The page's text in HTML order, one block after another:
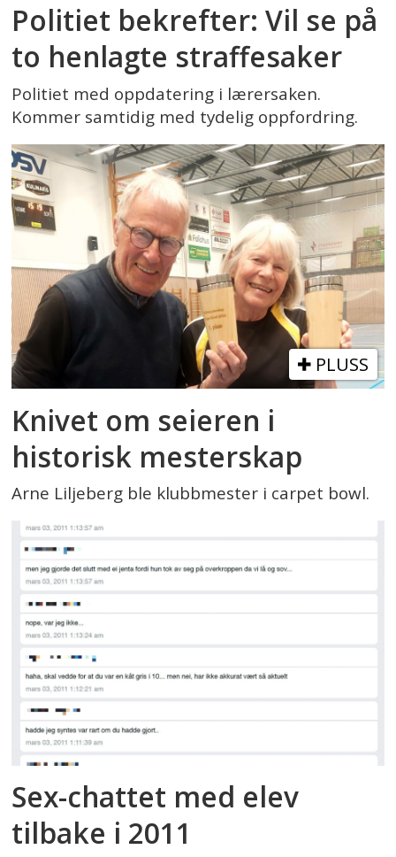
Politiet bekrefter: Vil se på
to henlagte straffesaker
Politiet med oppdatering i lærersaken.
Kommer samtidig med tydelig oppfordring.
PLUSS
Knivet om seieren i
historisk mesterskap
Arne Liljeberg ble klubbmester i carpet bowl.
Sex-chattet med elev
tilbake i 2011